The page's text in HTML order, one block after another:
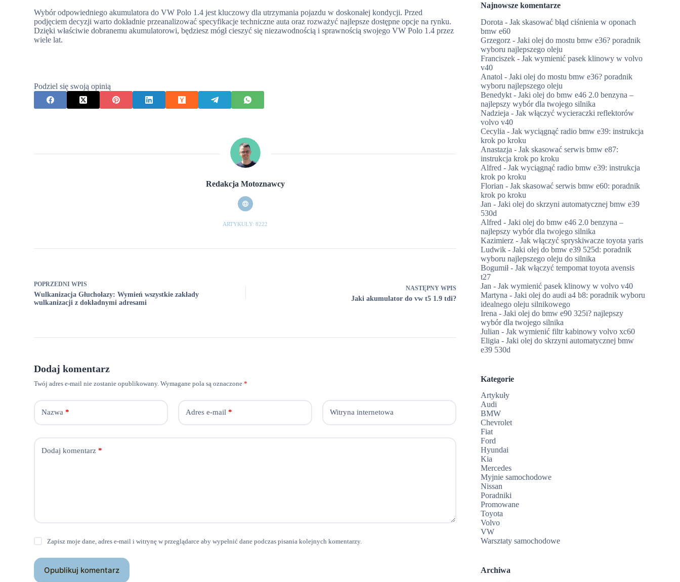
Wybór odpowiedniego akumulatora do VW Polo 1.4 jest kluczowy dla utrzymania pojazdu w doskonałej kondycji. Przed
podjęciem decyzji warto dokładnie przeanalizować specyfikacje techniczne auta oraz rozważyć najlepsze dostępne opcje na rynku.
Dzięki właściwie dobranemu akumulatorowi, będziesz mógł cieszyć się niezawodnością i sprawnością swojego VW Polo 1.4 przez
wiele lat.
Podziel się swoją opinią
Redakcja Motoznawcy
ARTYKUŁY: 8222
POPRZEDNIWPIS
Wulkanizacja Głuchołazy: Wymień wszystkie zakłady
wulkanizacji z dokładnymi adresami
NASTĘPNY WPIS
Jaki akumulator do vw t5 1.9 tdi?
Dodaj komentarz
Twój adres e-mail nie zostanie opublikowany. Wymagane pola są oznaczone*
Nazwa * Adres e-mail * Witryna internetowa
Dodaj komentarz *
Zapisz moje dane, adres e-mail i witrynę w przeglądarce aby wypełnić dane podczas pisania kolejnych komentarzy.
Opublikuj komentarz
Najnowsze komentarze
Dorota -Jak skasować błąd ciśnienia w oponach
bmw e60
Grzegorz -Jaki olej do mostu bmw e36? poradnik
wyboru najlepszego oleju
Franciszek -Jak wymienić pasek klinowy w volvo
v40
Anatol -Jaki olej do mostu bmw e36? poradnik
wyboru najlepszego oleju
Benedykt -Jaki olej do bmw e46 2.0 benzyna –
najlepszy wybór dla twojego silnika
Nadzieja -Jak włączyć wycieraczki reflektorów
volvo v40
Cecylia -Jak wyciągnąć radio bmw e39: instrukcja
krok po kroku
Anastazja -Jak skasować serwis bmw e87:
instrukcja krok po kroku
Alfred -Jak wyciągnąć radio bmw e39: instrukcja
krok po kroku
Florian -Jak skasować serwis bmw e60: poradnik
krok po kroku
Jan -Jaki olej do skrzyni automatycznej bmw e39
530d
Alfred -Jaki olej do bmw e46 2.0 benzyna –
najlepszy wybór dla twojego silnika
Kazimierz -Jak włączyć spryskiwacze toyota yaris
Ludwik -Jaki olej do bmw e39 525d: poradnik
wyboru najlepszego oleju do silnika
Bogumił-Jak włączyć tempomat toyota avensis
t27
Jan -Jak wymienić pasek klinowy w volvo v40
Martyna -Jaki olej do audi a4 b8: poradnik wyboru
idealnego oleju silnikowego
Irena -Jaki olej do bmw e90 325i? najlepszy
wybór dla twojego silnika
Julian -Jak wymienić filtr kabinowy volvo xc60
Eligia -Jaki olej do skrzyni automatycznej bmw
e39 530d
Kategorie
Artykuły
Audi
BMW
Chevrolet
Fiat
Ford
Hyundai
Kia
Mercedes
Myjnie samochodowe
Nissan
Poradniki
Promowane
Toyota
Volvo
VW
Warsztaty samochodowe
Archiwa